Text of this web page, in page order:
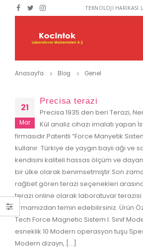
TEKNOLOJİ HARİKASI
Anasayfa Blog Genel
21
Mar
Precisa terazi
Precisa 1935 den beri Terazi,
Kül analiz cihazı imalatı yapan
firmasıdır.Patentli “Force Manyetik
kullanır. Türkiye de yaygın bayii ağı ve
kendisini kaliteli hassas ölçüm ve
bir ülke olarak benimsetmiştir.Son
rağbet gören terazi seçenekleri
terazi online olarak laboratuvar terazisi
firmamızdan temin edebilirsiniz. Ürün
Tech Force Magnetic Sistem I. Sınıf
esneklik 10 Modern operasyon tuşu
Modern dizayn, [...]
Precisa BJ 4100 D
Precisa BJ 2100 D
03 Şubat 2014